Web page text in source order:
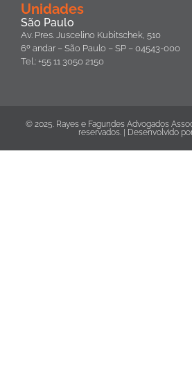
Unidades
São Paulo
Av. Pres. Juscelino Kubitschek, 510
6º andar – São Paulo – SP – 04543-000
Tel.: +55 11 3050 2150
© 2025. Rayes e Fagundes Advogados
reservados. | Desenvolvido